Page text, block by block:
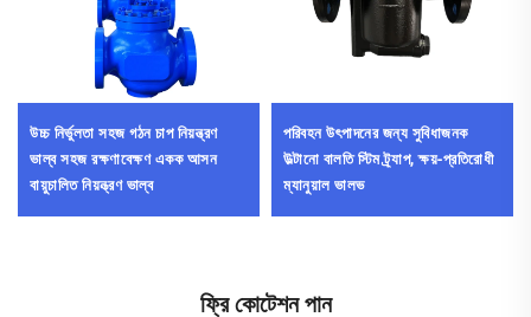
উচ্চ নির্ভুলতা সহজ গঠন চাপ নিয়ন্ত্রণ
ভাল্ব সহজ রক্ষণাবেক্ষণ একক আসন
বায়ুচালিত নিয়ন্ত্রণ ভাল্ব
পরিবহন উৎপাদনের জন্য সুবিধাজনক
উল্টানো বালতি স্টিম ট্র্যাপ, ক্ষয়-প্রতিরোধী
ম্যানুয়াল ভালভ
ফ্রি কোটেশন পান